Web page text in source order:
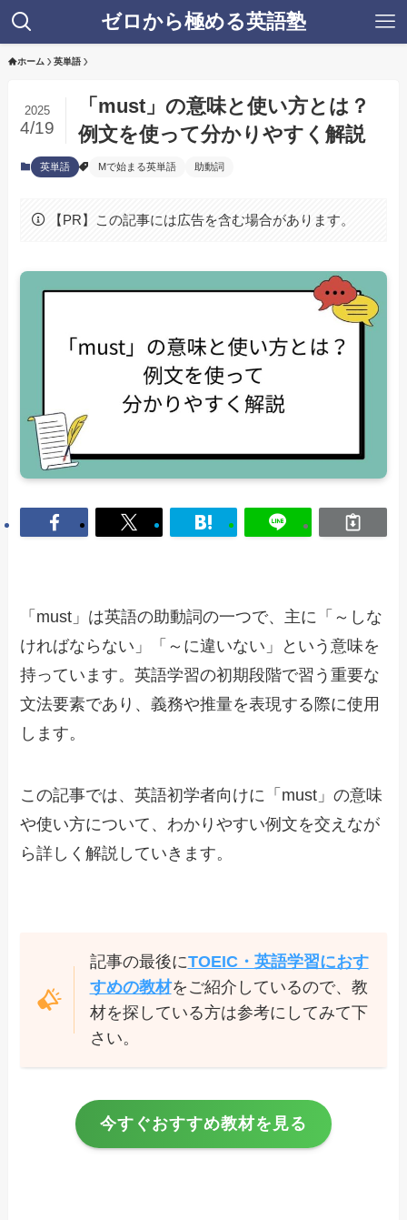
ゼロから極める英語塾
ホーム 英単語
「must」の意味と使い方とは？
例文を使って分かりやすく解説
2025
4/19
英単語 Mで始まる英単語 助動詞
【PR】この記事には広告を含む場合があります。
「must」は英語の助動詞の一つで、主に「～しな
ければならない」「～に違いない」という意味を
持っています。英語学習の初期段階で習う重要な
文法要素であり、義務や推量を表現する際に使用
します。
この記事では、英語初学者向けに「must」の意味
や使い方について、わかりやすい例文を交えなが
ら詳しく解説していきます。
記事の最後にTOEIC・英語学習におす
すめの教材をご紹介しているので、教
材を探している方は参考にしてみて下
さい。
今すぐおすすめ教材を見る